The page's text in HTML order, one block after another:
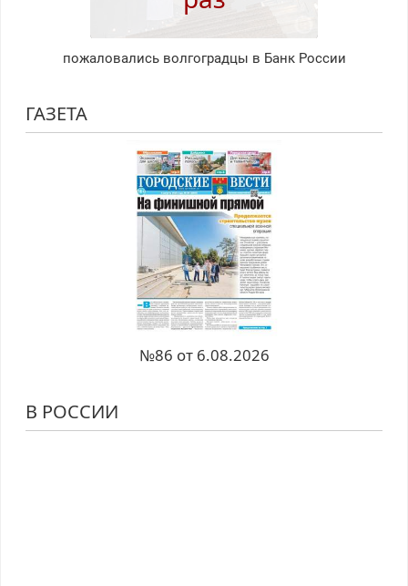
пожаловались волгоградцы в Банк России
ГАЗЕТА
№86 от 6.08.2026
В РОССИИ